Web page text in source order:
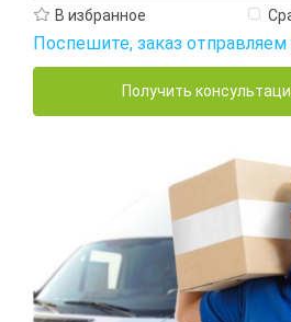
В избранное
Поспешите, заказ отправляем
Получить